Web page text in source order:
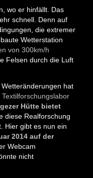
wo er hinfällt. Das
schnell. Denn auf
die extremer
Wetterstation
von 300km/h
Felsen durch die Luft
hat
Hütte bietet
diese Realforschung
Hier gibt es nun ein
2014 auf der
Webcam
nicht